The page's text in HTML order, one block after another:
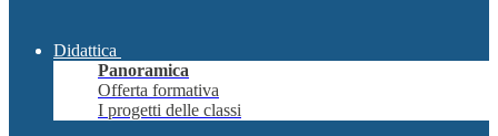
Didattica
Panoramica
Offerta formativa
I progetti delle classi